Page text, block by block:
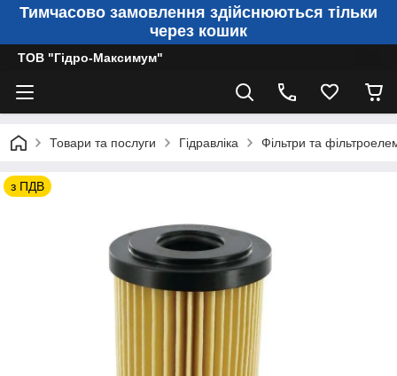
Тимчасово замовлення здійснюються тільки
через кошик
ТОВ "Гідро-Максимум"
Товари та послуги Гідравліка Фільтри та
з ПДВ